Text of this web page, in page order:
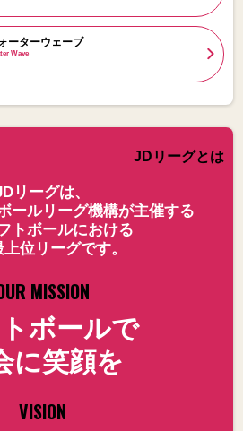
ーターウェーブ
Wave
JDリーグとは
リーグは、
ールリーグ機構が主催する
トボールにおける
上位リーグです。
MISSION
ボールで
に笑顔を
VISION